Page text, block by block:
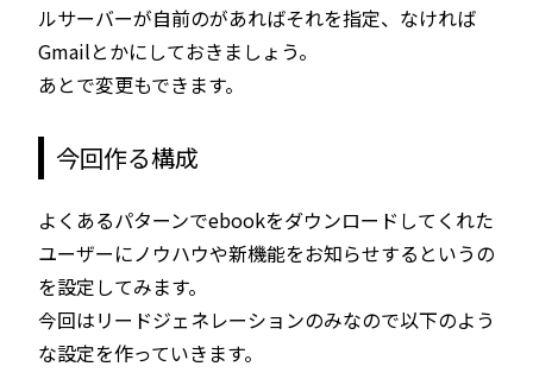
ルサーバーが自前のがあればそれを指定、なければ
Gmailとかにしておきましょう。
あとで変更もできます。
今回作る構成
よくあるパターンでebookをダウンロードしてくれた
ユーザーにノウハウや新機能をお知らせするというの
を設定してみます。
今回はリードジェネレーションのみなので以下のよう
な設定を作っていきます。